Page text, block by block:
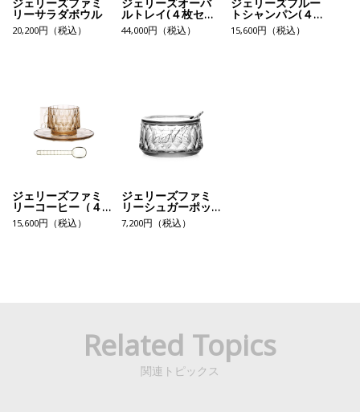
ジェリーズファミ
リーサラダボウル
20,200円（税込）
ジェリーズオーバ
ルトレイ(４枚セッ
ト）
44,000円（税込）
ジェリーズフルー
トシャンパン(４個
セット）
15,600円（税込）
ジェリーズファミ
リーコーヒー（４
セット）
15,600円（税込）
ジェリーズファミ
リーシュガーポッ
ト
7,200円（税込）
Related Topics
関連トピックス